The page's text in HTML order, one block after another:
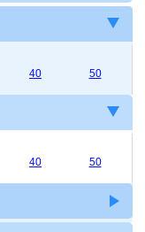
40 50
40 50